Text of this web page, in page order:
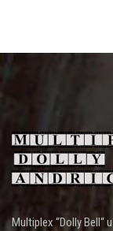
Multiplex “Dolly Bell“